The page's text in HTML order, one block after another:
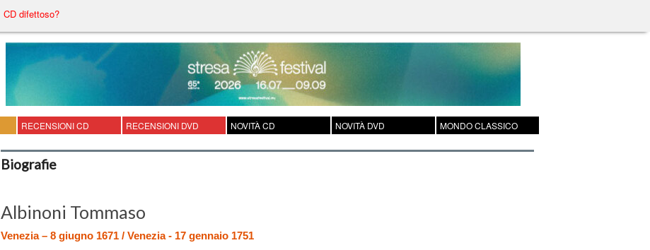
CD difettoso?
RECENSIONI CD RECENSIONI DVD NOVITÀ CD NOVITÀ DVD MONDO CLASSICO
Biografie
Albinoni Tommaso
Venezia – 8 giugno 1671 / Venezia - 17 gennaio 1751